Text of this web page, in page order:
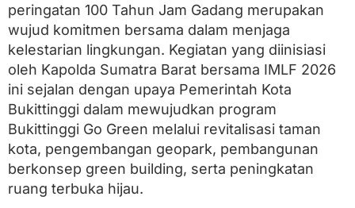
d
i
T
a
b
i
a
n
g
B
a
r
a
peringatan 100 Tahun Jam Gadang merupakan
wujud komitmen bersama dalam menjaga
kelestarian lingkungan. Kegiatan yang diinisiasi
oleh Kapolda Sumatra Barat bersama IMLF 2026
ini sejalan dengan upaya Pemerintah Kota
Bukittinggi dalam mewujudkan program
Bukittinggi Go Green melalui revitalisasi taman
kota, pengembangan geopark, pembangunan
berkonsep green building, serta peningkatan
ruang terbuka hijau.